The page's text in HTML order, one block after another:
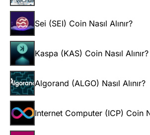
Sei (SEI) Coin Nasıl Alınır?
Kaspa (KAS) Coin Nasıl Alınır?
Algorand (ALGO) Nasıl Alınır?
Internet Computer (ICP) Coin